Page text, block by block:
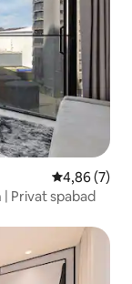
4,86 ud af 5
4,86 (7)
Privat spabad